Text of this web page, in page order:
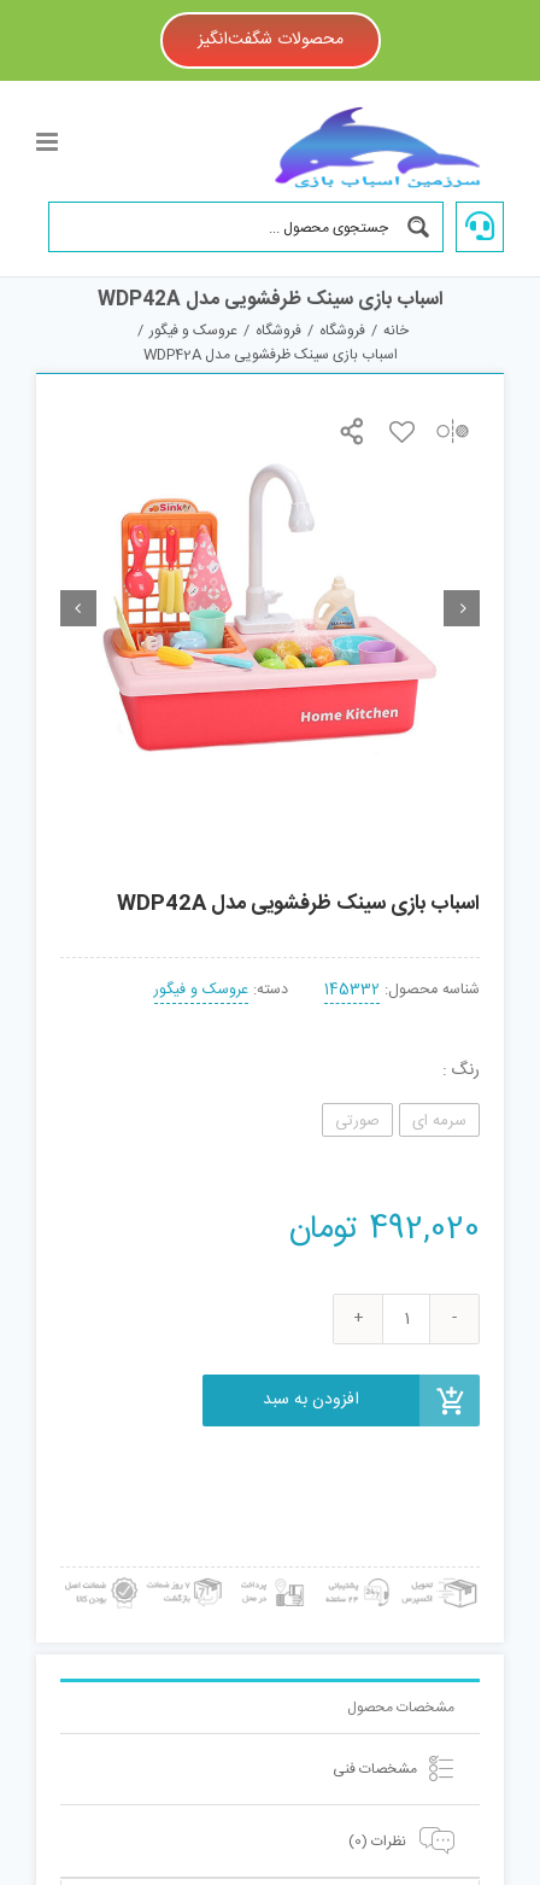
محصولات شگفت‌انگیز
اسباب بازی سینک ظرفشویی مدل WDP42A
خانه / فروشگاه / فروشگاه / عروسک و فیگور /
اسباب بازی سینک ظرفشویی مدل WDP42A
 
اسباب بازی سینک ظرفشویی مدل WDP42A
شناسه محصول: 145332 دسته: عروسک و فیگور
رنگ
سرمه ای صورتی
492,020 تومان
اسباب
ظرفشوییافزودن به سبد
مشخصات محصول
مشخصات فنی
نظرات (0)